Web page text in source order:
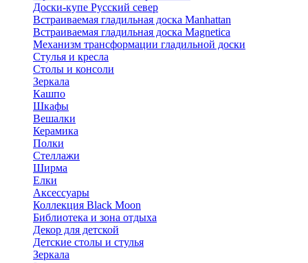
Доски-купе Русский север
Встраиваемая гладильная доска Manhattan
Встраиваемая гладильная доска Magnetica
Механизм трансформации гладильной доски
Стyлья и кресла
Столы и консоли
Зеркала
Кашпо
Шкафы
Вешалки
Керамика
Полки
Стеллажи
Ширма
Елки
Аксессуары
Коллекция Black Moon
Библиотека и зона отдыха
Декор для детской
Детские столы и стулья
Зеркала